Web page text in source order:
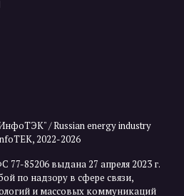
/ Russian energy industry
2022-2026
85206 выдана 27 апреля 2023 г.
по надзору в сфере связи,
и массовых коммуникаций